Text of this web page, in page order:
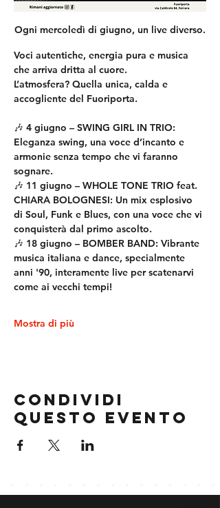
Ogni mercoledì di giugno, un live diverso.
Voci autentiche, energia pura e musica
che arriva dritta al cuore.
L’atmosfera? Quella unica, calda e
accogliente del Fuoriporta.
🎶 4 giugno – SWING GIRL IN TRIO:
Eleganza swing, una voce d’incanto e
armonie senza tempo che vi faranno
sognare.
🎶 11 giugno – WHOLE TONE TRIO feat.
CHIARA BOLOGNESI: Un mix esplosivo
di Soul, Funk e Blues, con una voce che vi
conquisterà dal primo ascolto.
🎶 18 giugno – BOMBER BAND: Vibrante
musica italiana e dance, specialmente
anni '90, interamente live per scatenarvi
come ai vecchi tempi!
Mostra di più
Condividi
questo evento